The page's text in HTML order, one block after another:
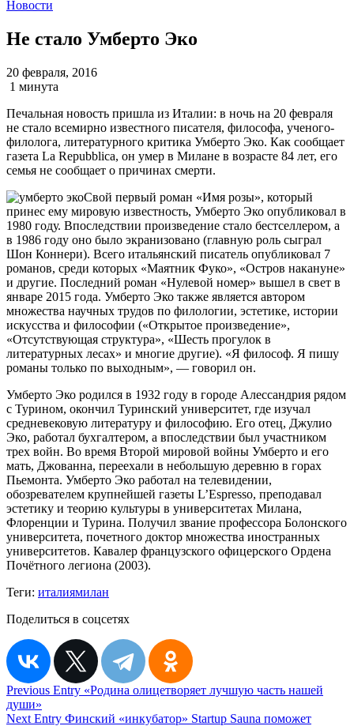
Новости
Не стало Умберто Эко
20 февраля, 2016
1 минута
Печальная новость пришла из Италии: в ночь на 20 февраля
не стало всемирно известного писателя, философа, ученого-
филолога, литературного критика Умберто Эко. Как сообщает
газета La Repubblica, он умер в Милане в возрасте 84 лет, его
семья не сообщает о причинах смерти.
Свой первый роман «Имя розы», который
принес ему мировую известность, Умберто Эко опубликовал в
1980 году. Впоследствии произведение стало бестселлером, а
в 1986 году оно было экранизовано (главную роль сыграл
Шон Коннери). Всего итальянский писатель опубликовал 7
романов, среди которых «Маятник Фуко», «Остров накануне»
и другие. Последний роман «Нулевой номер» вышел в свет в
январе 2015 года. Умберто Эко также является автором
множества научных трудов по филологии, эстетике, истории
искусства и философии («Открытое произведение»,
«Отсутствующая структура», «Шесть прогулок в
литературных лесах» и многие другие). «Я философ. Я пишу
романы только по выходным», — говорил он.
Умберто Эко родился в 1932 году в городе Алессандрия рядом
с Турином, окончил Туринский университет, где изучал
средневековую литературу и философию. Его отец, Джулио
Эко, работал бухгалтером, а впоследствии был участником
трех войн. Во время Второй мировой войны Умберто и его
мать, Джованна, переехали в небольшую деревню в горах
Пьемонта. Умберто Эко работал на телевидении,
обозревателем крупнейшей газеты L’Espresso, преподавал
эстетику и теорию культуры в университетах Милана,
Флоренции и Турина. Получил звание профессора Болонского
университета, почетного доктор множества иностранных
университетов. Кавалер французского офицерского Ордена
Почётного легиона (2003).
Теги: италиямилан
Поделиться в соцсетях
Навигация
по
Previous Entry «Родина олицетворяет лучшую часть нашей
души»
Next Entry Финский «инкубатор» Startup Sauna поможет